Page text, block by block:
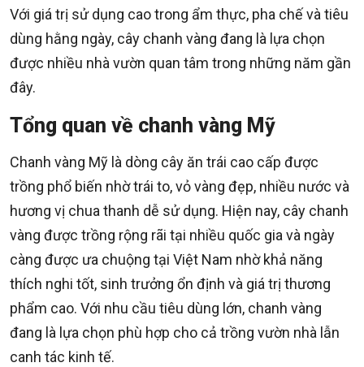
Với giá trị sử dụng cao trong ẩm thực, pha chế và tiêu
dùng hằng ngày, cây chanh vàng đang là lựa chọn
được nhiều nhà vườn quan tâm trong những năm gần
đây.
Tổng quan về chanh vàng Mỹ
Chanh vàng Mỹ là dòng cây ăn trái cao cấp được
trồng phổ biến nhờ trái to, vỏ vàng đẹp, nhiều nước và
hương vị chua thanh dễ sử dụng. Hiện nay, cây chanh
vàng được trồng rộng rãi tại nhiều quốc gia và ngày
càng được ưa chuộng tại Việt Nam nhờ khả năng
thích nghi tốt, sinh trưởng ổn định và giá trị thương
phẩm cao. Với nhu cầu tiêu dùng lớn, chanh vàng
đang là lựa chọn phù hợp cho cả trồng vườn nhà lẫn
canh tác kinh tế.